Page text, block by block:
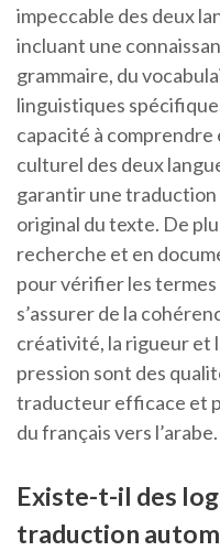
impeccable des deux
incluant une
grammaire, du
linguistiques
capacité à
culturel des deux
garantir une traduction
original du texte. De
recherche et en
pour vérifier les
s’assurer de la
créativité, la rigueur et
pression sont des
traducteur efficace et
du français vers l’arabe.
Existe-t-il des
traduction